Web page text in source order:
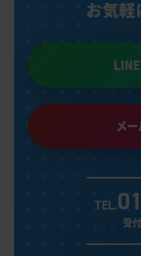
お気
メ
TEL.
受